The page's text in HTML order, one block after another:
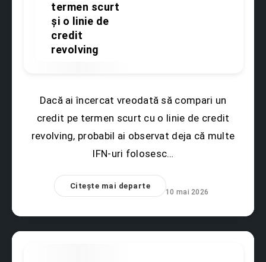
termen scurt
și o linie de
credit
revolving
Dacă ai încercat vreodată să compari un
credit pe termen scurt cu o linie de credit
revolving, probabil ai observat deja că multe
IFN-uri folosesc…
Citește mai departe
10 mai 2026